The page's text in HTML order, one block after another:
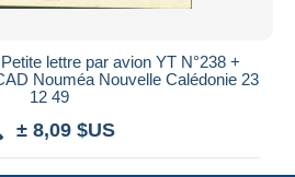
lettre par avion YT N°238 +
Nouméa Nouvelle Calédonie 23
12 49
± 8,09 $US